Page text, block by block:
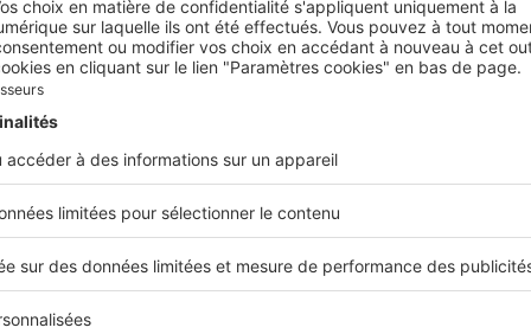
la taxe d’habitation et des personnes
l’allocation adulte handicapé
résidence principale sous certaines conditions.
ou handicapées, les personnes habitant avec elles,
d’un abattement spécial pour les personnes invalides
la valeur locative moyenne. Cet abattement n’est pas
via un formulaire spécifique.En outre, il n’est pas